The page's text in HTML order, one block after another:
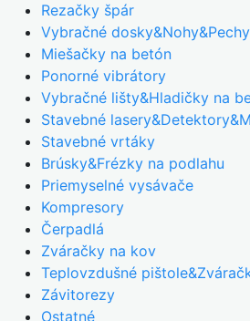
Rezačky špár
Vybračné dosky&Nohy&Pechy
Miešačky na betón
Ponorné vibrátory
Vybračné lišty&Hladičky na
Stavebné
Stavebné vrtáky
Brúsky&Frézky na podlahu
Priemyselné vysávače
Kompresory
Čerpadlá
Zváračky na kov
Teplovzdušné
Závitorezy
Ostatné